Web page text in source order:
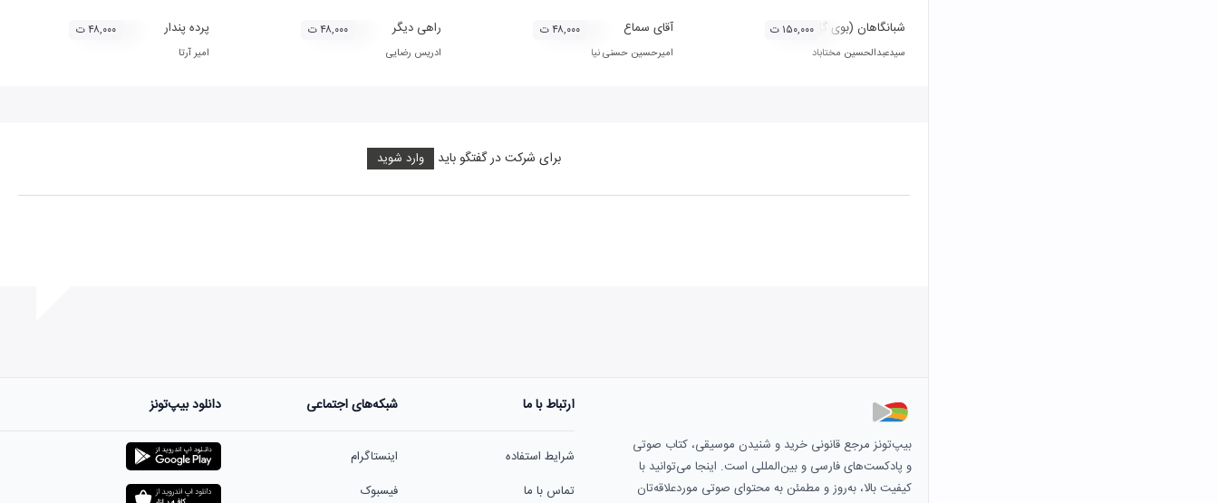
شبانگاهان (بوی گل)
سیدعبدالحسین مختاباد
۱۵۰,۰۰۰ ت آقای سماع
امیرحسین حسنی نیا
۴۸,۰۰۰ ت راهی دیگر
ادریس رضایی
۴۸,۰۰۰ ت پرده پندار
امیر آرتا
۴۸,۰۰۰ ت
برای شرکت در گفتگو باید وارد شوید
هنوز نظری به ثبت نرسیده‌است.
بیپ‌تونز مرجع قانونی خرید و شنیدن موسیقی، کتاب صوتی
و پادکست‌های فارسی و بین‌المللی است. اینجا می‌توانید با
کیفیت بالا، به‌روز و مطمئن به محتوای صوتی موردعلاقه‌تان
ارتباط با ما
شرایط استفاده
تماس با ما
شبکه‌های اجتماعی
اینستاگرام
فیسبوک
دانلود بیپ‌تونز